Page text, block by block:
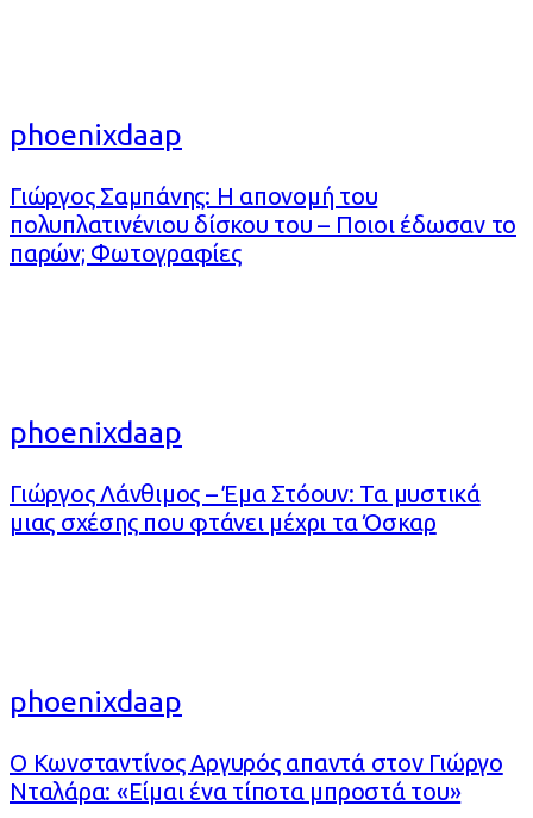
phoenixdaap
Γιώργος Σαμπάνης: Η απονομή του
πολυπλατινένιου δίσκου του – Ποιοι έδωσαν το
παρών; Φωτογραφίες
phoenixdaap
Γιώργος Λάνθιμος – Έμα Στόουν: Τα μυστικά
μιας σχέσης που φτάνει μέχρι τα Όσκαρ
phoenixdaap
O Κωνσταντίνος Αργυρός απαντά στον Γιώργο
Νταλάρα: «Είμαι ένα τίποτα μπροστά του»